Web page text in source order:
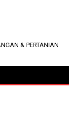
& PERTANIAN